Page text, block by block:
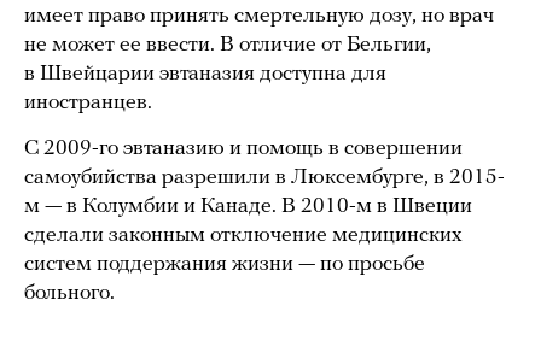
имеет право принять смертельную дозу, но врач
не может ее ввести. В отличие от Бельгии,
в Швейцарии эвтаназия доступна для
иностранцев.
C 2009-го эвтаназию и помощь в совершении
самоубийства разрешили в Люксембурге, в 2015-
м — в Колумбии и Канаде. В 2010-м в Швеции
сделали законным отключение медицинских
систем поддержания жизни — по просьбе
больного.